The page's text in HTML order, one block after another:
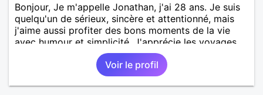
Bonjour, Je m'appelle Jonathan, j'ai 28 ans. Je suis
quelqu'un de sérieux, sincère et attentionné, mais
j'aime aussi profiter des bons moments de la vie
avec humour et simplicité. J'apprécie les voyages,
les découvertes, les jeux vidéo et les moments de
détente. Je suis à la recherche d'une personne
authentique avec qui partager de belles
expériences, construire une relation sérieuse basée
Voir le profil